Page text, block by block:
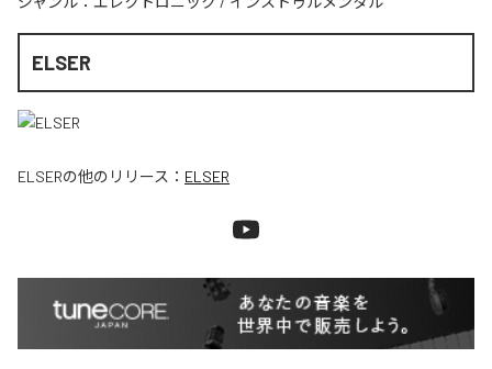
ELSER
ELSERの他のリリース： ELSER